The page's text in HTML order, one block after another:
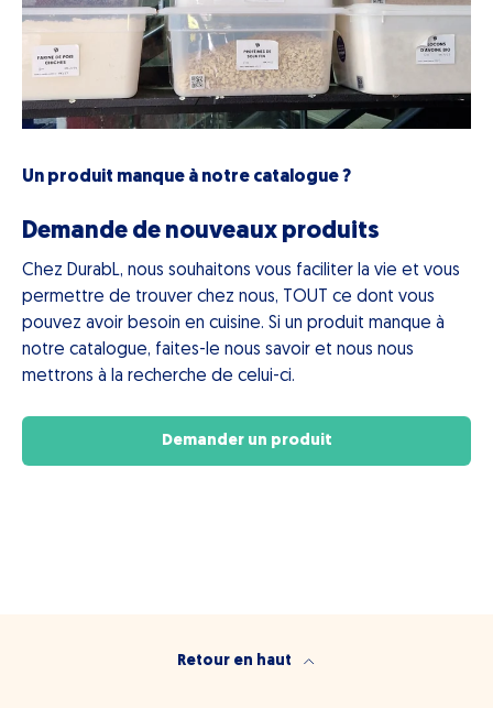
Un produit manque à notre catalogue ?
Demande de nouveaux produits
Chez DurabL, nous souhaitons vous faciliter la vie et vous
permettre de trouver chez nous, TOUT ce dont vous
pouvez avoir besoin en cuisine. Si un produit manque à
notre catalogue, faites-le nous savoir et nous nous
mettrons à la recherche de celui-ci.
Demander un produit
Retour en haut